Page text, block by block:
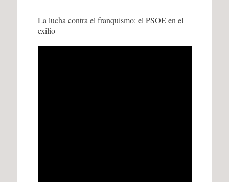
La lucha contra el franquismo: el PSOE en el
exilio